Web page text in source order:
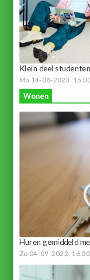
Klein deel
Ma 14-08-2023,
Wonen
Huren gemiddeld
Zo 04-09-2022, 16:00